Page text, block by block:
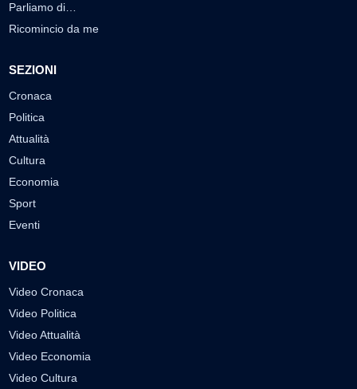
Parliamo di…
Ricomincio da me
SEZIONI
Cronaca
Politica
Attualità
Cultura
Economia
Sport
Eventi
VIDEO
Video Cronaca
Video Politica
Video Attualità
Video Economia
Video Cultura